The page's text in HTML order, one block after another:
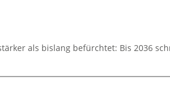
als bislang befürchtet: Bis 2036